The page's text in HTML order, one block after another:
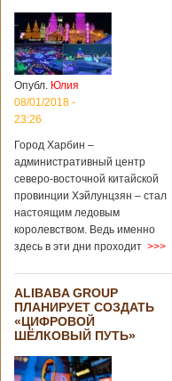
Опубл. Юлия
08/01/2018 -
23:26
Город Харбин –
административный центр
северо-восточной китайской
провинции Хэйлунцзян – стал
настоящим ледовым
королевством. Ведь именно
здесь в эти дни проходит >>>
ALIBABA GROUP
ПЛАНИРУЕТ СОЗДАТЬ
«ЦИФРОВОЙ
ШЁЛКОВЫЙ ПУТЬ»